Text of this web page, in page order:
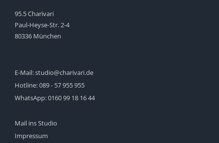
95.5 Charivari
Paul-Heyse-Str. 2-4
80336 München
E-Mail:studio@charivari.de
Hotline:089 - 57 955 955
WhatsApp:0160 99 18 16 44
Mail ins Studio
Impressum